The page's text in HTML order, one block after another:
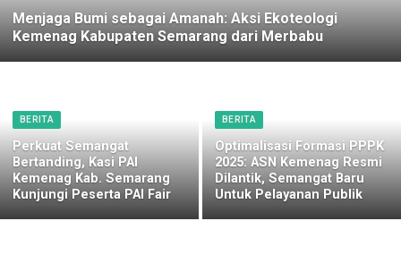
Menjaga Bumi sebagai Amanah: Aksi Ekoteologi
Kemenag Kabupaten Semarang dari Merbabu
BERITA
Perkuat Semangat
Bertanding, Kasi PAI
Kemenag Kab. Semarang
Kunjungi Peserta PAI Fair
BERITA
Optimalisasi Formasi PPPK
2025: ASN Kemenag Resmi
Dilantik, Semangat Baru
Untuk Pelayanan Publik